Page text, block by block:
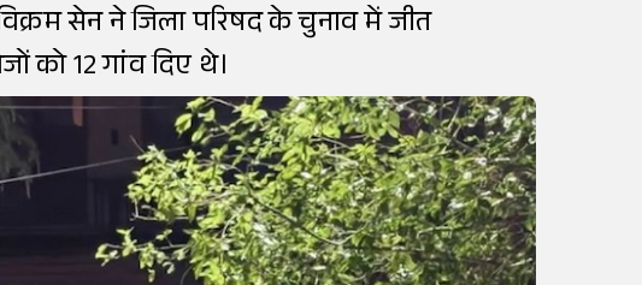
सेन ने जिला परिषद के चुनाव में जीत
को 12 गांव दिए थे।